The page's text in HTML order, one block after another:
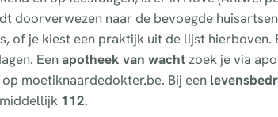
doorverwezen naar de bevoegde
of je kiest een praktijk uit de lijst hierboven.
Eenapotheek van wachtzoek je via
moetiknaardedokter.be. Bij een
112.